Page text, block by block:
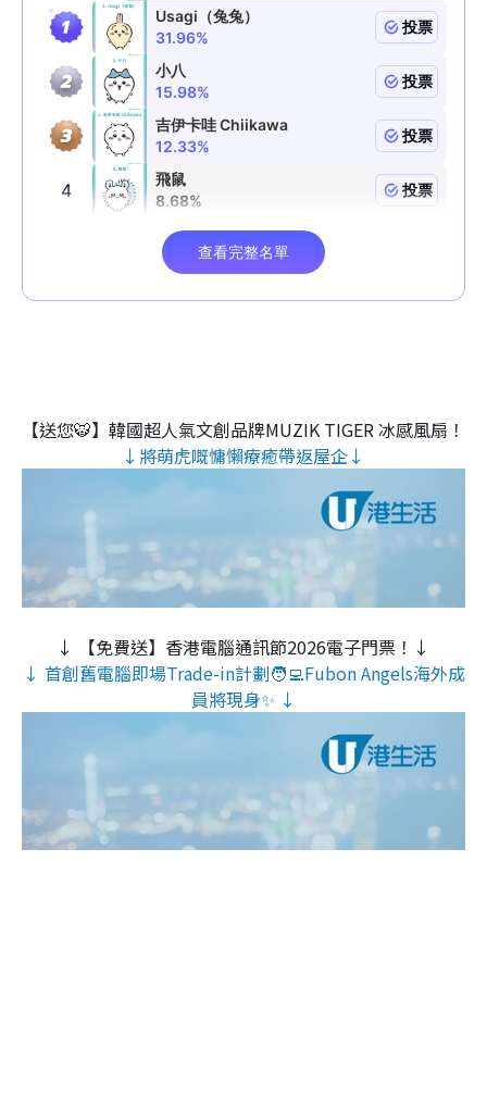
【送您🐯】韓國超人氣文創品牌MUZIK TIGER 冰感風扇！
↓將萌虎嘅慵懶療癒帶返屋企↓
↓ 【免費送】香港電腦通訊節2026電子門票！↓
↓ 首創舊電腦即場Trade-in計劃🧑‍💻Fubon Angels海外成
員將現身✨ ↓